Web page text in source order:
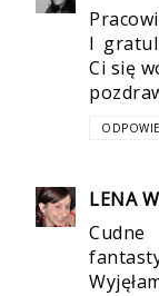
I
Ci się
LENA